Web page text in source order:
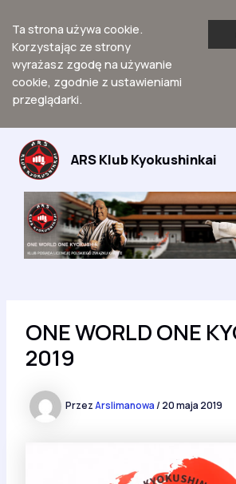
Ta strona używa cookie.
Korzystając ze strony
wyrażasz zgodę na używanie
cookie, zgodnie z ustawieniami
przeglądarki.
Przejdź
treści
ARS Klub Kyokushinkai
ONE WORLD ONE
2019
PrzezArslimanowa/20 maja 2019